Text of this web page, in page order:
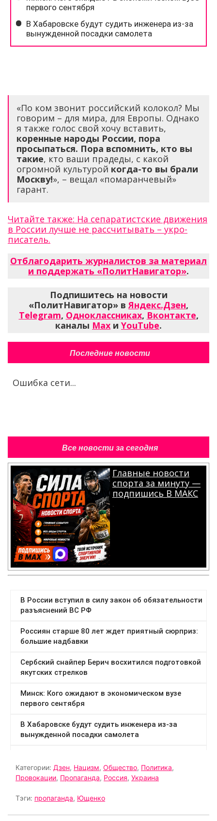
«По ком звонит российский колокол? Мы
говорим – для мира, для Европы. Однако
я также голос свой хочу вставить,
коренные народы России, пора
просыпаться. Пора вспомнить, кто вы
такие, кто ваши прадеды, с какой
огромной культурой когда-то вы брали
Москву!», – вещал «помаранчевый»
гарант.
Читайте также: На сепаратистские движения
в России лучше не рассчитывать – укро-
писатель.
Отблагодарить журналистов за материал
и поддержать «ПолитНавигатор».
Подпишитесь на новости
«ПолитНавигатор» вЯндекс.Дзен,
Telegram, Одноклассниках, Вконтакте,
каналы Max и YouTube.
Последние новости
Ошибка сети...
Все новости за сегодня
Главные новости
спорта за минуту —
подпишись В МАКС
.
Категории: Дзен, Нацизм, Общество, Политика,
Провокации, Пропаганда, Россия, Украина
Тэги: пропаганда, Ющенко